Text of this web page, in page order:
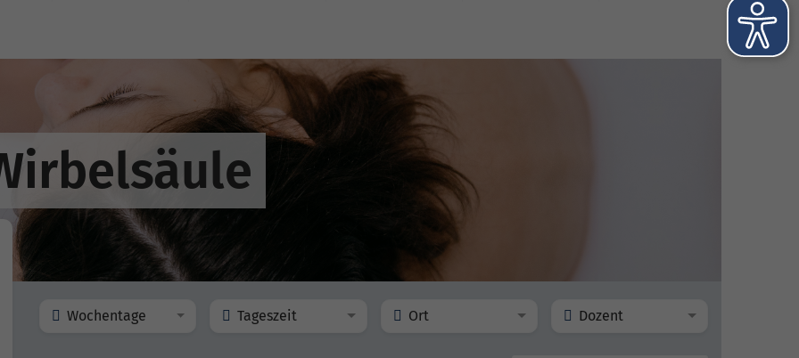
Wochentage Tageszeit Ort Dozent